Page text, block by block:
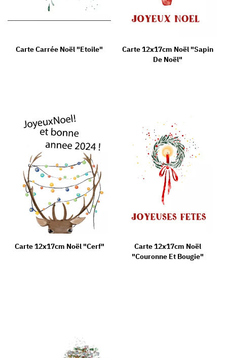
Carte Carrée Noël "Etoile"
Carte 12x17cm Noël "Sapin
De Noël"
Carte 12x17cm Noël "Cerf"
Carte 12x17cm Noël
"Couronne Et Bougie"